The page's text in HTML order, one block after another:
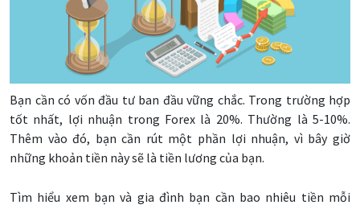
Bạn cần có vốn đầu tư ban đầu vững chắc. Trong trường hợp
tốt nhất, lợi nhuận trong Forex là 20%. Thường là 5-10%.
Thêm vào đó, bạn cần rút một phần lợi nhuận, vì bây giờ
những khoản tiền này sẽ là tiền lương của bạn.
Tìm hiểu xem bạn và gia đình bạn cần bao nhiêu tiền mỗi